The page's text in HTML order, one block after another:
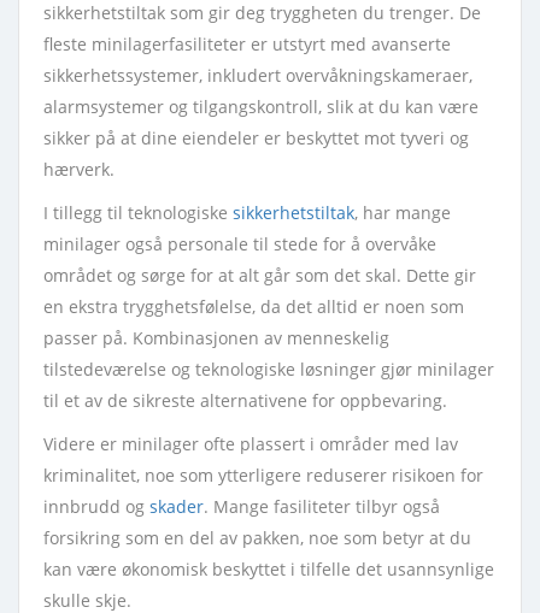
sikkerhetstiltak som gir deg tryggheten du trenger. De
fleste minilagerfasiliteter er utstyrt med avanserte
sikkerhetssystemer, inkludert overvåkningskameraer,
alarmsystemer og tilgangskontroll, slik at du kan være
sikker på at dine eiendeler er beskyttet mot tyveri og
hærverk.
I tillegg til teknologiske sikkerhetstiltak, har mange
minilager også personale til stede for å overvåke
området og sørge for at alt går som det skal. Dette gir
en ekstra trygghetsfølelse, da det alltid er noen som
passer på. Kombinasjonen av menneskelig
tilstedeværelse og teknologiske løsninger gjør minilager
til et av de sikreste alternativene for oppbevaring.
Videre er minilager ofte plassert i områder med lav
kriminalitet, noe som ytterligere reduserer risikoen for
innbrudd og skader. Mange fasiliteter tilbyr også
forsikring som en del av pakken, noe som betyr at du
kan være økonomisk beskyttet i tilfelle det usannsynlige
skulle skje.